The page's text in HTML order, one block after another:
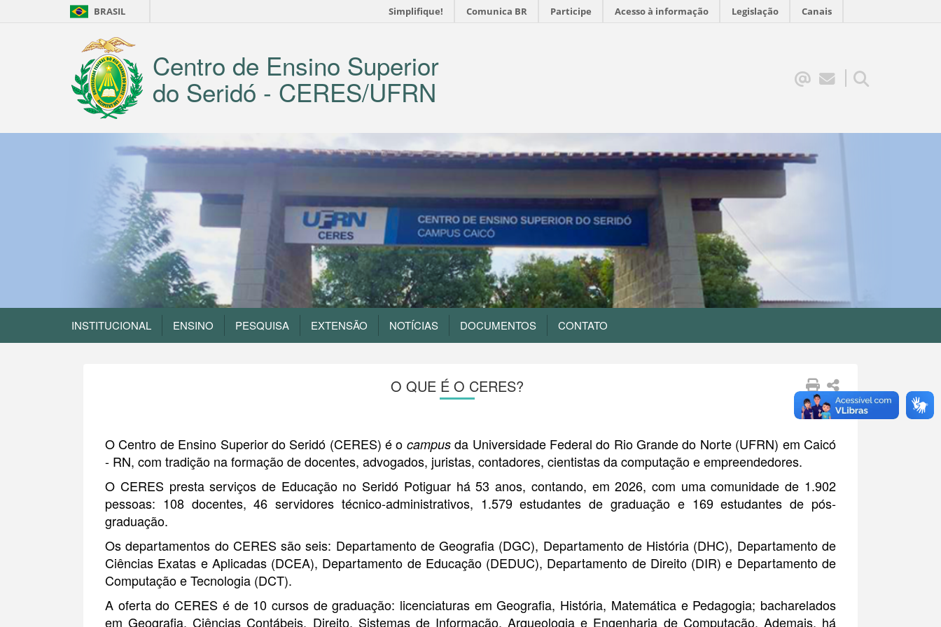
BRASIL Simplifique! Comunica BR Participe Acesso à informação Legislação Canais
Centro de Ensino Superior
do Seridó - CERES/UFRN
INSTITUCIONAL ENSINO PESQUISA EXTENSÃO NOTÍCIAS DOCUMENTOS CONTATO
O QUE É O CERES?
O Centro de Ensino Superior do Seridó (CERES) é o campusda Universidade Federal do Rio Grande do Norte (UFRN) em Caicó
- RN, com tradição na formação de docentes, advogados, juristas, contadores, cientistas da computação e empreendedores.
O CERES presta serviços de Educação no Seridó Potiguar há 53 anos, contando, em 2026, com uma comunidade de 1.902
pessoas: 108 docentes, 46 servidores técnico-administrativos, 1.579 estudantes de graduação e 169 estudantes de pós-
graduação.
Os departamentos do CERES são seis: Departamento de Geografia (DGC), Departamento de História (DHC), Departamento de
Ciências Exatas e Aplicadas (DCEA), Departamento de Educação (DEDUC), Departamento de Direito (DIR) e Departamento de
Computação e Tecnologia (DCT).
A oferta do CERES é de 10 cursos de graduação: licenciaturas em Geografia, História, Matemática e Pedagogia; bacharelados
em Geografia, Ciências Contábeis, Direito, Sistemas de Informação, Arqueologia e Engenharia de Computação. Ademais, há